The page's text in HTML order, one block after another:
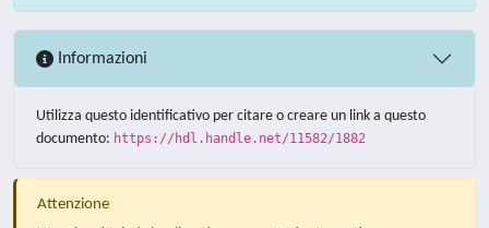
Informazioni
Utilizza questo identificativo per citare o creare un link a questo
documento: https://hdl.handle.net/11582/1882
Attenzione